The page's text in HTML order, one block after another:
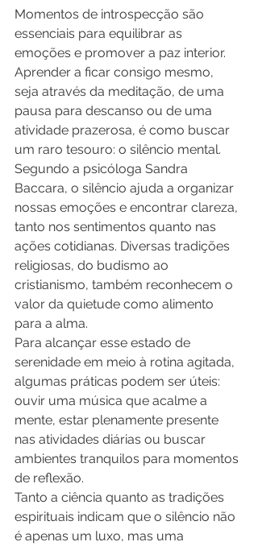
Momentos de introspecção são
essenciais para equilibrar as
emoções e promover a paz interior.
Aprender a ficar consigo mesmo,
seja através da meditação, de uma
pausa para descanso ou de uma
atividade prazerosa, é como buscar
um raro tesouro: o silêncio mental.
Segundo a psicóloga Sandra
Baccara, o silêncio ajuda a organizar
nossas emoções e encontrar clareza,
tanto nos sentimentos quanto nas
ações cotidianas. Diversas tradições
religiosas, do budismo ao
cristianismo, também reconhecem o
valor da quietude como alimento
para a alma.
Para alcançar esse estado de
serenidade em meio à rotina agitada,
algumas práticas podem ser úteis:
ouvir uma música que acalme a
mente, estar plenamente presente
nas atividades diárias ou buscar
ambientes tranquilos para momentos
de reflexão.
Tanto a ciência quanto as tradições
espirituais indicam que o silêncio não
é apenas um luxo, mas uma